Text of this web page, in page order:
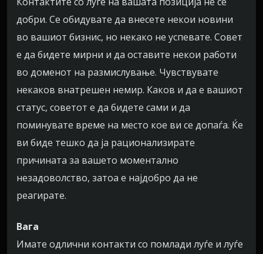
добри. Се обидувате да внесете некои новини
во вашиот бизнис, но некако не успевате. Совет
е да бидете мирни и да оставите некои работи
во доменот на размислување. Чувствувате
некаков внатрешен немир. Каков и да е вашиот
статус, советот е да бидете сами и да
поминувате време на место кое ви се допаѓа. Ќе
ви биде тешко да ја рационализирате
причината за вашето моментално
незадоволство, затоа е најдобро да не
реагирате.
Вага
Имате одлични контакти со помлади луѓе и луѓе